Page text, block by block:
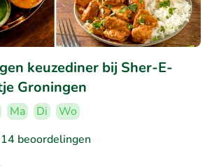
keuzediner bij Sher-E-
Groningen
Ma Di
Wo
beoordelingen